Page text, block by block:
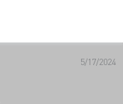
5/17/2024